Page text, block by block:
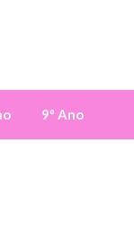
9º Ano